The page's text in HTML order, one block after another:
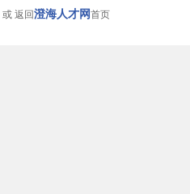
或 返回澄海人才网首页